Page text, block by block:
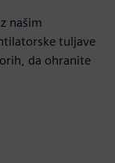
našim
tuljave
da ohranite